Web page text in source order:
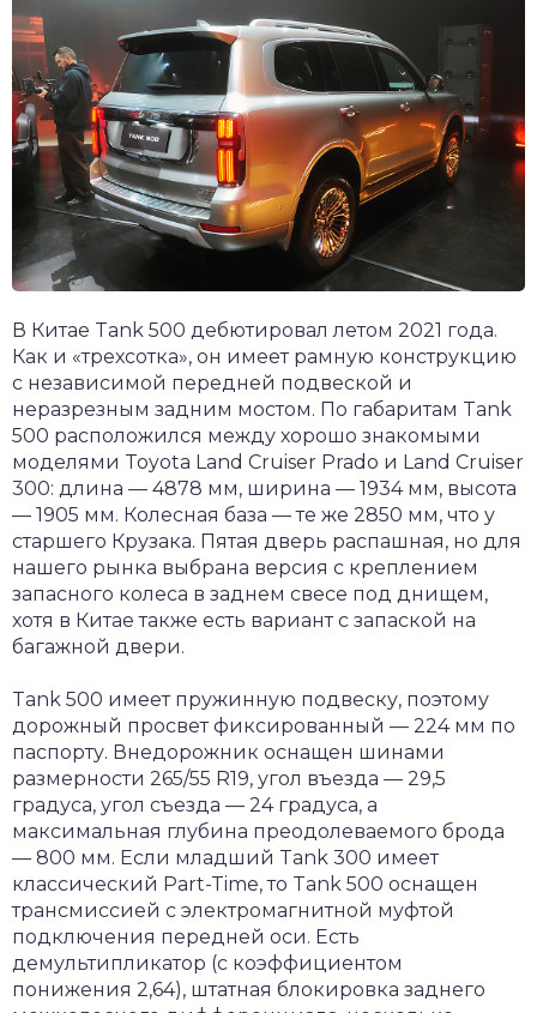
В Китае Tank 500 дебютировал летом 2021 года.
Как и «трехсотка», он имеет рамную конструкцию
с независимой передней подвеской и
неразрезным задним мостом. По габаритам Tank
500 расположился между хорошо знакомыми
моделями Toyota Land Cruiser Prado и Land Cruiser
300: длина — 4878 мм, ширина — 1934 мм, высота
— 1905 мм. Колесная база — те же 2850 мм, что у
старшего Крузака. Пятая дверь распашная, но для
нашего рынка выбрана версия с креплением
запасного колеса в заднем свесе под днищем,
хотя в Китае также есть вариант с запаской на
багажной двери.
Tank 500 имеет пружинную подвеску, поэтому
дорожный просвет фиксированный — 224 мм по
паспорту. Внедорожник оснащен шинами
размерности 265/55 R19, угол въезда — 29,5
градуса, угол съезда — 24 градуса, а
максимальная глубина преодолеваемого брода
— 800 мм. Если младший Tank 300 имеет
классический Part-Time, то Tank 500 оснащен
трансмиссией с электромагнитной муфтой
подключения передней оси. Есть
демультипликатор (с коэффициентом
понижения 2,64), штатная блокировка заднего